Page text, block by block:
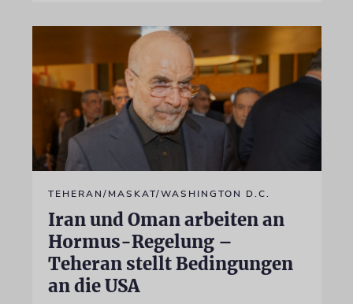
TEHERAN/MASKAT/WASHINGTON D.C.
Iran und Oman arbeiten an
Hormus-Regelung –
Teheran stellt Bedingungen
an die USA